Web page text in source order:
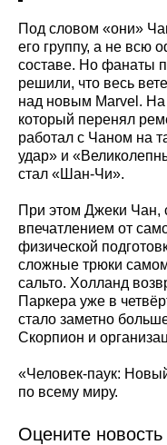
Под словом «они»
его группу, а не всю
составе. Но фанаты
решили, что весь
над новым Marvel.
который перенял
работал с Чаном на
удар» и
стал «Шан-Чи».
При этом Джеки Чан,
впечатлением от
физической
сложные трюки
сальто. Холланд
Паркера уже в
стало заметно
Скорпион и
«Человек-паук:
по всему миру.
Оцените новость